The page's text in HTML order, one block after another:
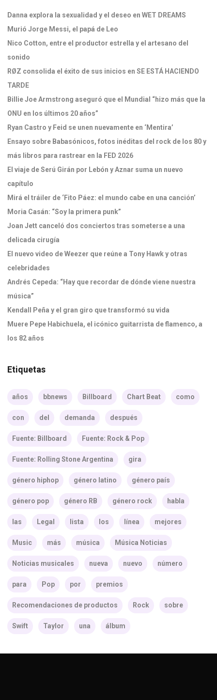
Danna explora la sexualidad y el deseo en WET DREAMS
Murió Jorge Messi, el papá de Leo
Nico Cotton, entre el productor estrella y el artesano del
sonido
RØZ consolida el éxito de sus inicios en SE ESTÁ HACIENDO
TARDE
Billie Joe Armstrong aseguró que el Mundial “hizo más que la
ONU en los últimos 20 años”
Ryan Castro y Feid se unen nuevamente en ‘Mentira’
Ensayo sobre Babasónicos, fotos inéditas del rock de los 80 y
más libros para rastrear en la FED 2026
El viaje de Serú Girán por Lebón y Aznar suma un nuevo
capítulo
Mirá el tráiler de ‘Fito Páez: el mundo cabe en una canción’
Moria Casán: “Soy la primera punk”
Joan Jett canceló dos conciertos tras someterse a una
delicada cirugía
El nuevo video de Weezer que reúne a Tony Hawk y otras
celebridades
Andrés Cepeda: “Hay que recordar de dónde viene nuestra
música”
Kendall Peña y el gran giro que transformó su vida
Muere Pepe Habichuela, el icónico guitarrista de flamenco, a
los 82 años
Etiquetas
años bbnews Billboard Chart Beat como
con del demanda después
Fuente: Billboard Fuente: Rock & Pop
Fuente: Rolling Stone Argentina gira
género hiphop género latino género país
género pop género RB género rock habla
las Legal lista los línea mejores
Music más música Música Noticias
Noticias musicales nueva nuevo número
para Pop por premios
Recomendaciones de productos Rock sobre
Swift Taylor una álbum